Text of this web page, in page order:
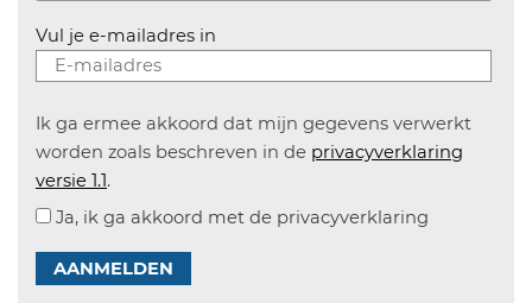
Vul je e-mailadres in
Ik ga ermee akkoord dat mijn gegevens verwerkt
worden zoals beschreven in de privacyverklaring
versie 1.1.
Ja, ik ga akkoord met de privacyverklaring
AANMELDEN